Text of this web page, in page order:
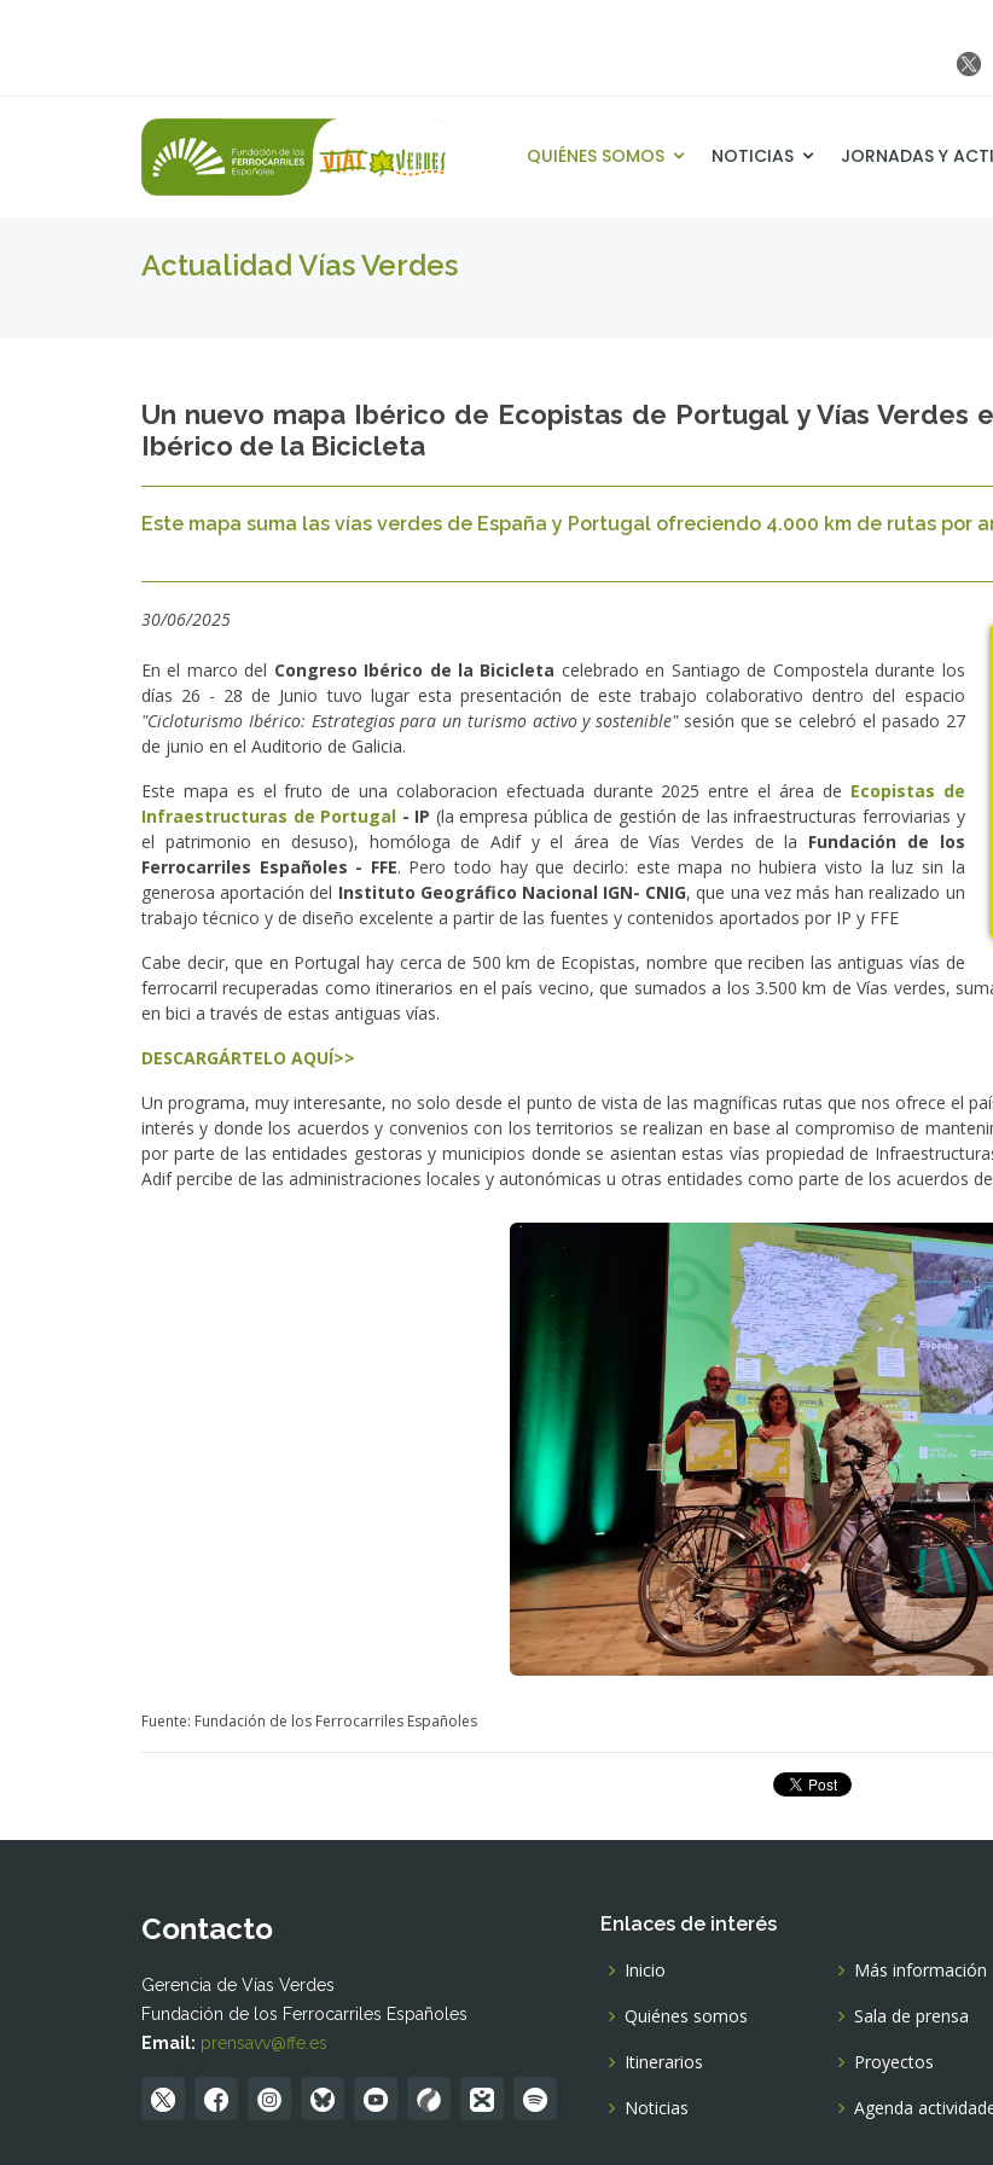
QUIÉNES SOMOS NOTICIAS JORNADAS Y
Actualidad Vías Verdes
Un nuevo mapa Ibérico de Ecopistas de Portugal y Vías Verdes
Ibérico de la Bicicleta
Este mapa suma las vías verdes de España y Portugal ofreciendo 4.000 km de rutas por
30/06/2025
En el marco del Congreso Ibérico de la Bicicleta celebrado en Santiago de Compostela durante los
días 26 - 28 de Junio tuvo lugar esta presentación de este trabajo colaborativo dentro del espacio
"Cicloturismo Ibérico: Estrategias para un turismo activo y sostenible" sesión que se celebró el pasado 27
de junio en el Auditorio de Galicia.
Este mapa es el fruto de una colaboracion efectuada durante 2025 entre el área de Ecopistas de
Infraestructuras de Portugal - IP (la empresa pública de gestión de las infraestructuras ferroviarias y
el patrimonio en desuso), homóloga de Adif y el área de Vías Verdes de la Fundación de los
Ferrocarriles Españoles - FFE. Pero todo hay que decirlo: este mapa no hubiera visto la luz sin la
generosa aportación del Instituto Geográfico Nacional IGN- CNIG, que una vez más han realizado un
trabajo técnico y de diseño excelente a partir de las fuentes y contenidos aportados por IP y FFE
Cabe decir, que en Portugal hay cerca de 500 km de Ecopistas, nombre que reciben las antiguas vías de
ferrocarril recuperadas como itinerarios en el país vecino, que sumados a los 3.500 km de Vías verdes,
en bici a través de estas antiguas vías.
DESCARGÁRTELO AQUÍ>>
Un programa, muy interesante, no solo desde el punto de vista de las magníficas rutas que nos ofrece el
interés y donde los acuerdos y convenios con los territorios se realizan en base al compromiso de
por parte de las entidades gestoras y municipios donde se asientan estas vías propiedad de
Adif percibe de las administraciones locales y autonómicas u otras entidades como parte de los acuerdos
Fuente: Fundación de los Ferrocarriles Españoles
Contacto
Gerencia de Vías Verdes
Fundación de los Ferrocarriles Españoles
Email: prensavv@ffe.es
Enlaces de interés
Inicio
Quiénes somos
Itinerarios
Noticias
Más información
Sala de prensa
Proyectos
Agenda